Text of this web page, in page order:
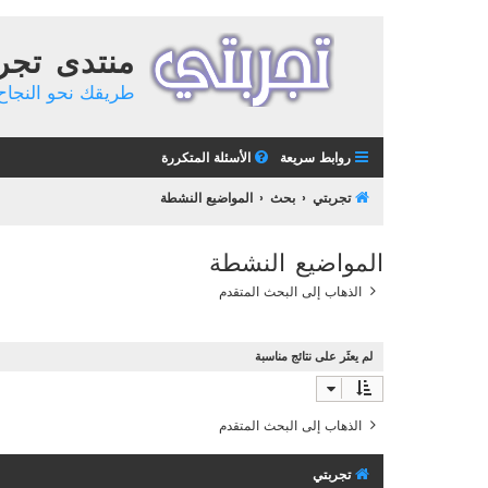
منتدى
طريقك نحو النجاح
روابط سريعة الأسئلة المتكررة
تجربتي بحث المواضيع النشطة
المواضيع النشطة
الذهاب إلى البحث المتقدم
لم يعثَر على نتائج مناسبة
الذهاب إلى البحث المتقدم
تجربتي